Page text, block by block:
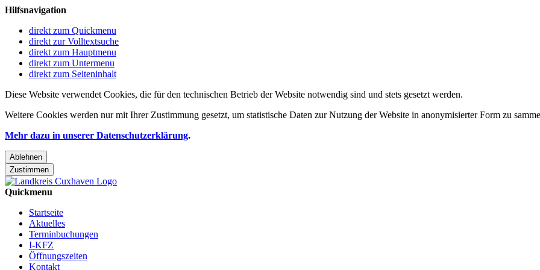
Hilfsnavigation
direkt zum Quickmenu
direkt zur Volltextsuche
direkt zum Hauptmenu
direkt zum Untermenu
direkt zum Seiteninhalt
Diese Website verwendet Cookies, die für den technischen Betrieb der Website notwendig sind und stets gesetzt werden.
Weitere Cookies werden nur mit Ihrer Zustimmung gesetzt, um statistische Daten zur Nutzung der Website in anonymisierter Form zu
Mehr dazu in unserer Datenschutzerklärung.
Ablehnen
Zustimmen
Quickmenu
Startseite
Aktuelles
Terminbuchungen
I-KFZ
Öffnungszeiten
Kontakt